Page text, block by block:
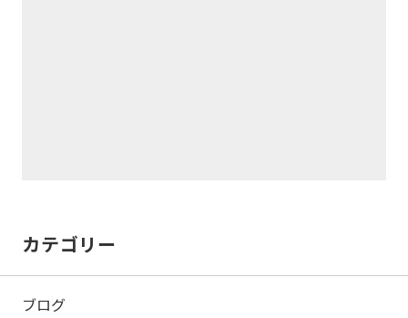
カテゴリー
ブログ